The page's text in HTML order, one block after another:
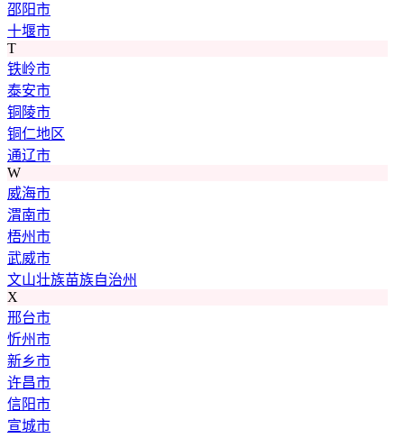
邵阳市
十堰市
T
铁岭市
泰安市
铜陵市
铜仁地区
通辽市
W
威海市
渭南市
梧州市
武威市
文山壮族苗族自治州
X
邢台市
忻州市
新乡市
许昌市
信阳市
宣城市